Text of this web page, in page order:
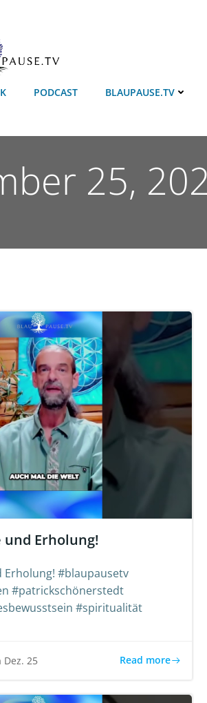
PODCAST BLAUPAUSE.TV
25,
und Erholung!
Erholung! #blaupausetv
#patrickschönerstedt
#spiritualität
Dez. 25 Read more